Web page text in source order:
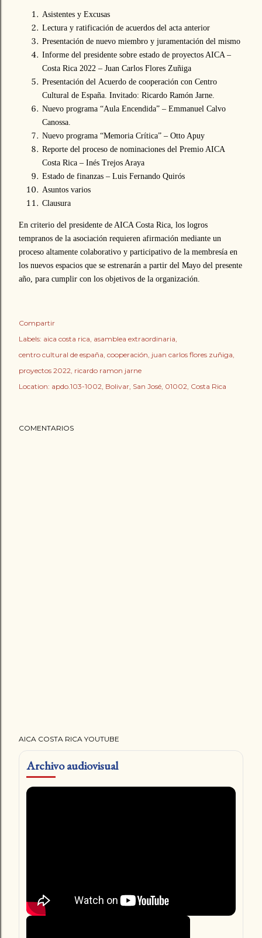
Asistentes y Excusas
Lectura y ratificación de acuerdos del acta anterior
Presentación de nuevo miembro y juramentación del mismo
Informe del presidente sobre estado de proyectos AICA –
Costa Rica 2022 – Juan Carlos Flores Zuñiga
Presentación del Acuerdo de cooperación con Centro
Cultural de España. Invitado: Ricardo Ramón Jarne.
Nuevo programa “Aula Encendida” – Emmanuel Calvo
Canossa.
Nuevo programa “Memoria Crítica” – Otto Apuy
Reporte del proceso de nominaciones del Premio AICA
Costa Rica – Inés Trejos Araya
Estado de finanzas – Luis Fernando Quirós
Asuntos varios
Clausura
En criterio del presidente de AICA Costa Rica, los logros
tempranos de la asociación requieren afirmación mediante un
proceso altamente colaborativo y participativo de la membresía en
los nuevos espacios que se estrenarán a partir del Mayo del presente
año, para cumplir con los objetivos de la organización.
Compartir
Labels: aica costa rica asamblea extraordinaria
centro cultural de españa cooperación juan carlos flores zuñiga
proyectos 2022 ricardo ramon jarne
Location: apdo.103-1002, Bolivar, San José, 01002, Costa Rica
COMENTARIOS
AICA COSTA RICA YOUTUBE
Archivo audiovisual